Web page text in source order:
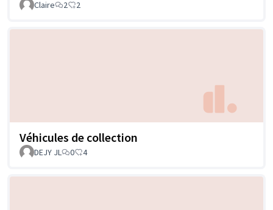
Claire 2 2
Véhicules de collection
DEJY JL 0 4